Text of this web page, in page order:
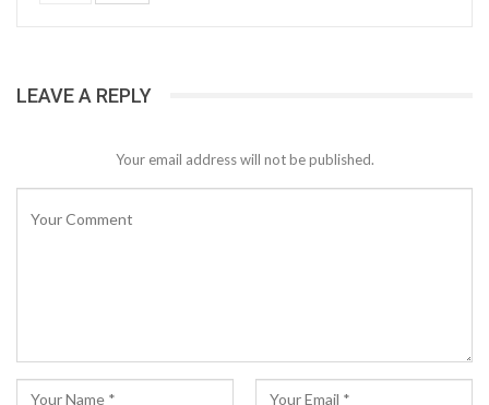
LEAVE A REPLY
Your email address will not be published.